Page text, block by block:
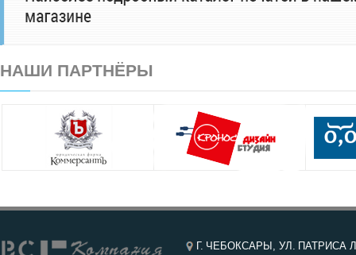
НАШИ ПАРТНЁРЫ
Г. ЧЕБОКСАРЫ, УЛ. ПАТРИСА